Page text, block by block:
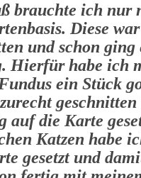
brauchte ich nur
Diese
und schon ging
Hierfür habe ich
ein Stück
auf die Karte
Katzen habe
gesetzt und